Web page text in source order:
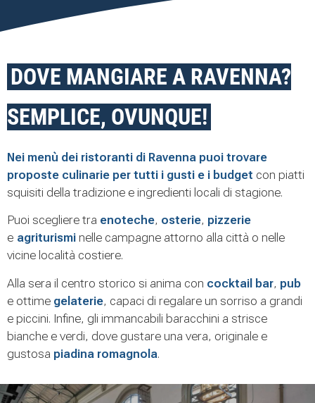
DOVE MANGIARE A RAVENNA?
SEMPLICE, OVUNQUE!
Nei menù dei ristoranti di Ravenna puoi trovare
proposte culinarie per tutti i gusti e i budget con piatti
squisiti della tradizione e ingredienti locali di stagione.
Puoi scegliere tra enoteche, osterie, pizzerie
e agriturismi nelle campagne attorno alla città o nelle
vicine località costiere.
Alla sera il centro storico si anima con cocktail bar, pub
e ottime gelaterie, capaci di regalare un sorriso a grandi
e piccini. Infine, gli immancabili baracchini a strisce
bianche e verdi, dove gustare una vera, originale e
gustosa piadina romagnola.